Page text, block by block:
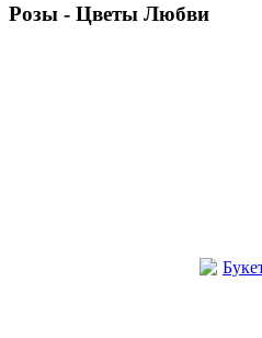
Розы - Цветы Любви